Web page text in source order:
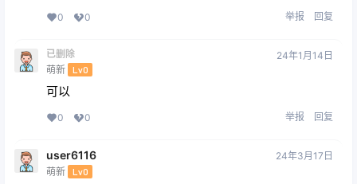
0 0 举报 回复
已删除
萌新 Lv0
24年1月14日
可以
0 0 举报 回复
user6116
萌新 Lv0
24年3月17日